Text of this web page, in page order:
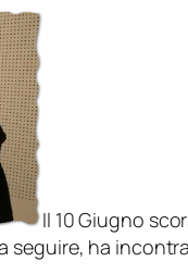
Il 10 Giugno
seguire, ha